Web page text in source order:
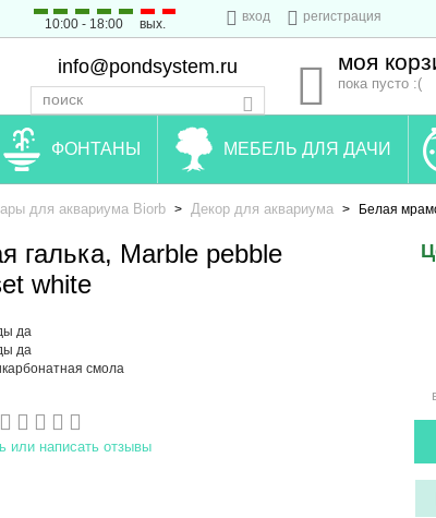
10:00 - 18:00 вых.
вход регистрация
info@pondsystem.ru моя
пока пусто :(
ФОНТАНЫ МЕБЕЛЬ ДЛЯ ДАЧИ
для аквариума Biorb > Декор для аквариума > Белая
галька, Marble pebble
white
да
да
смола
или написать отзывы